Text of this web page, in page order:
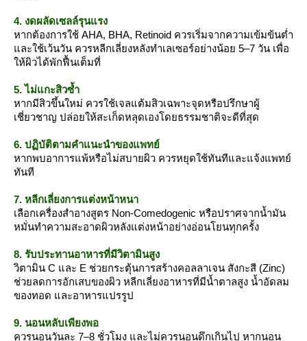
4. งดผลัดเซลล์รุนแรง
หากต้องการใช้ AHA, BHA, Retinoid ควรเริ่มจากความเข้มข้นต่ำ
ละใช้เว้นวัน ควรหลีกเลี่ยงหลังทำเลเซอร์อย่างน้อย 5–7 วัน เพื่อ
ห้ผิวได้พักฟื้นเต็มที่
5. ไม่แกะสิวซ้ำ
หากมีสิวขึ้นใหม่ ควรใช้เจลแต้มสิวเฉพาะจุดหรือปรึกษาผู้
เชี่ยวชาญ ปล่อยให้สะเก็ดหลุดเองโดยธรรมชาติจะดีที่สุด
6. ปฏิบัติตามคำแนะนำของแพทย์
หากพบอาการแพ้หรือไม่สบายผิว ควรหยุดใช้ทันทีและแจ้งแพทย์
ทันที
7. หลีกเลี่ยงการแต่งหน้าหนา
เลือกเครื่องสำอางสูตร Non-Comedogenic หรือปราศจากน้ำมัน
หมั่นทำความสะอาดผิวหลังแต่งหน้าอย่างอ่อนโยนทุกครั้ง
8. รับประทานอาหารที่มีวิตามินสูง
วิตามิน C และ E ช่วยกระตุ้นการสร้างคอลลาเจน สังกะสี (Zinc)
ช่วยลดการอักเสบของผิว หลีกเลี่ยงอาหารที่มีน้ำตาลสูง น้ำอัดลม
ของทอด และอาหารแปรรูป
9. นอนหลับเพียงพอ
ควรนอนวันละ 7–8 ชั่วโมง และไม่ควรนอนดึกเกินไป หากนอน